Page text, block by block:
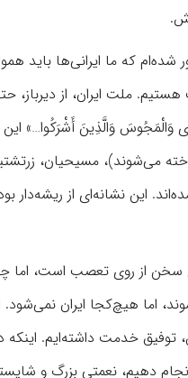
که ما ایرانی‌ها باید
ملت ایران، از دیرباز،
وَالْمَجُوسَ وَالَّذِینَ أَشْرَکُوا…» این
می‌شوند)، مسیحیان،
این نشانه‌ای از ریشه‌دار
سخن از روی تعصب است، اما
اما هیچ‌کجا ایران نمی‌شود.
توفیق خدمت داشته‌ایم. اینکه
دهیم، نعمتی بزرگ و